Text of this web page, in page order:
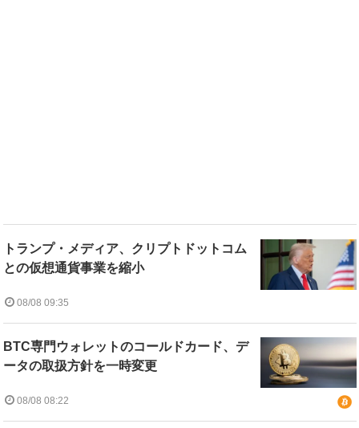
トランプ・メディア、クリプトドットコム
との仮想通貨事業を縮小
08/08 09:35
BTC専門ウォレットのコールドカード、デ
ータの取扱方針を一時変更
08/08 08:22